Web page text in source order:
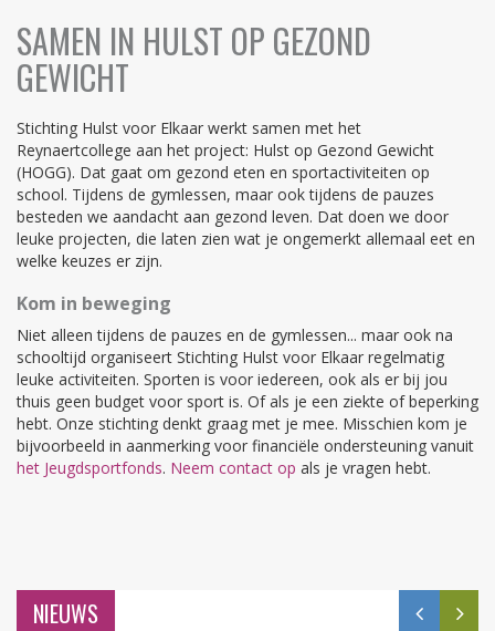
SAMEN IN HULST OP GEZOND
GEWICHT
Stichting Hulst voor Elkaar werkt samen met het
Reynaertcollege aan het project: Hulst op Gezond Gewicht
(HOGG). Dat gaat om gezond eten en sportactiviteiten op
school. Tijdens de gymlessen, maar ook tijdens de pauzes
besteden we aandacht aan gezond leven. Dat doen we door
leuke projecten, die laten zien wat je ongemerkt allemaal eet en
welke keuzes er zijn.
Kom in beweging
Niet alleen tijdens de pauzes en de gymlessen... maar ook na
schooltijd organiseert Stichting Hulst voor Elkaar regelmatig
leuke activiteiten. Sporten is voor iedereen, ook als er bij jou
thuis geen budget voor sport is. Of als je een ziekte of beperking
hebt. Onze stichting denkt graag met je mee. Misschien kom je
bijvoorbeeld in aanmerking voor financiële ondersteuning vanuit
het Jeugdsportfonds. Neem contact op als je vragen hebt.
NIEUWS